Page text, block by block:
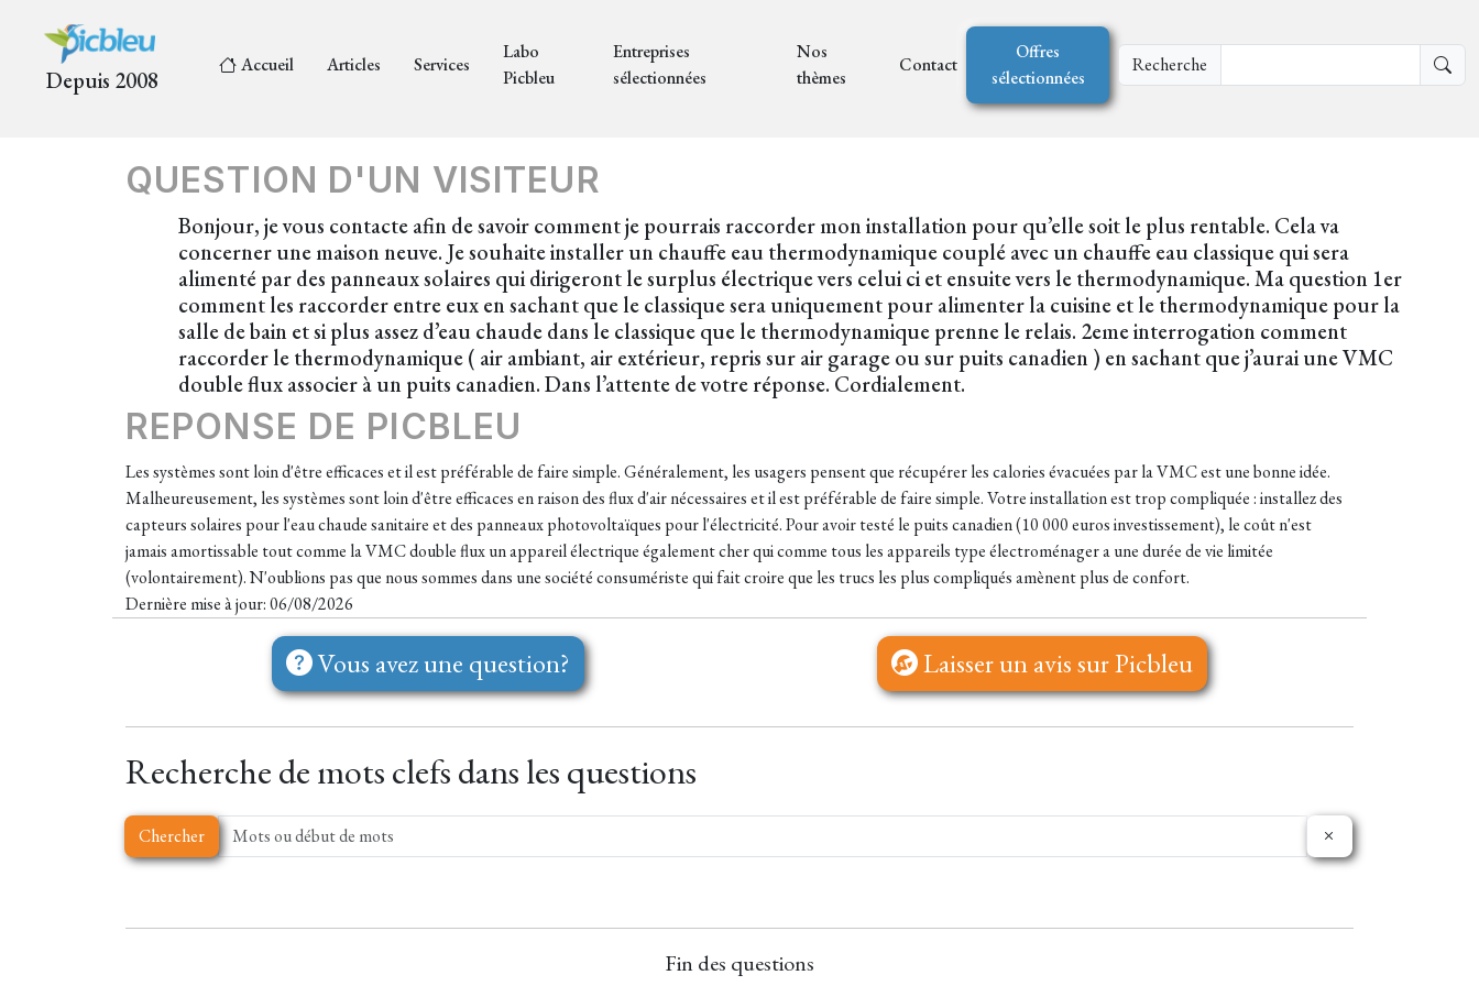
Depuis 2008
Accueil Articles Services
Labo
Picbleu
Entreprises
sélectionnées
Nos
thèmes
Contact
Offres
sélectionnées
Recherche
QUESTION D'UN VISITEUR
Bonjour, je vous contacte afin de savoir comment je pourrais raccorder mon installation pour qu’elle soit le plus rentable. Cela va
concerner une maison neuve. Je souhaite installer un chauffe eau thermodynamique couplé avec un chauffe eau classique qui sera
alimenté par des panneaux solaires qui dirigeront le surplus électrique vers celui ci et ensuite vers le thermodynamique. Ma question 1er
comment les raccorder entre eux en sachant que le classique sera uniquement pour alimenter la cuisine et le thermodynamique pour la
salle de bain et si plus assez d’eau chaude dans le classique que le thermodynamique prenne le relais. 2eme interrogation comment
raccorder le thermodynamique ( air ambiant, air extérieur, repris sur air garage ou sur puits canadien ) en sachant que j’aurai une VMC
double flux associer à un puits canadien. Dans l’attente de votre réponse. Cordialement.
REPONSE DE PICBLEU
Les systèmes sont loin d'être efficaces et il est préférable de faire simple. Généralement, les usagers pensent que récupérer les calories évacuées par la VMC est une bonne idée.
Malheureusement, les systèmes sont loin d'être efficaces en raison des flux d'air nécessaires et il est préférable de faire simple. Votre installation est trop compliquée : installez des
capteurs solaires pour l'eau chaude sanitaire et des panneaux photovoltaïques pour l'électricité. Pour avoir testé le puits canadien (10 000 euros investissement), le coût n'est
jamais amortissable tout comme la VMC double flux un appareil électrique également cher qui comme tous les appareils type électroménager a une durée de vie limitée
(volontairement). N'oublions pas que nous sommes dans une société consumériste qui fait croire que les trucs les plus compliqués amènent plus de confort.
Dernière mise à jour: 06/08/2026
Vous avez une question? Laisser un avis sur Picbleu
Recherche de mots clefs dans les questions
Chercher
Fin des questions